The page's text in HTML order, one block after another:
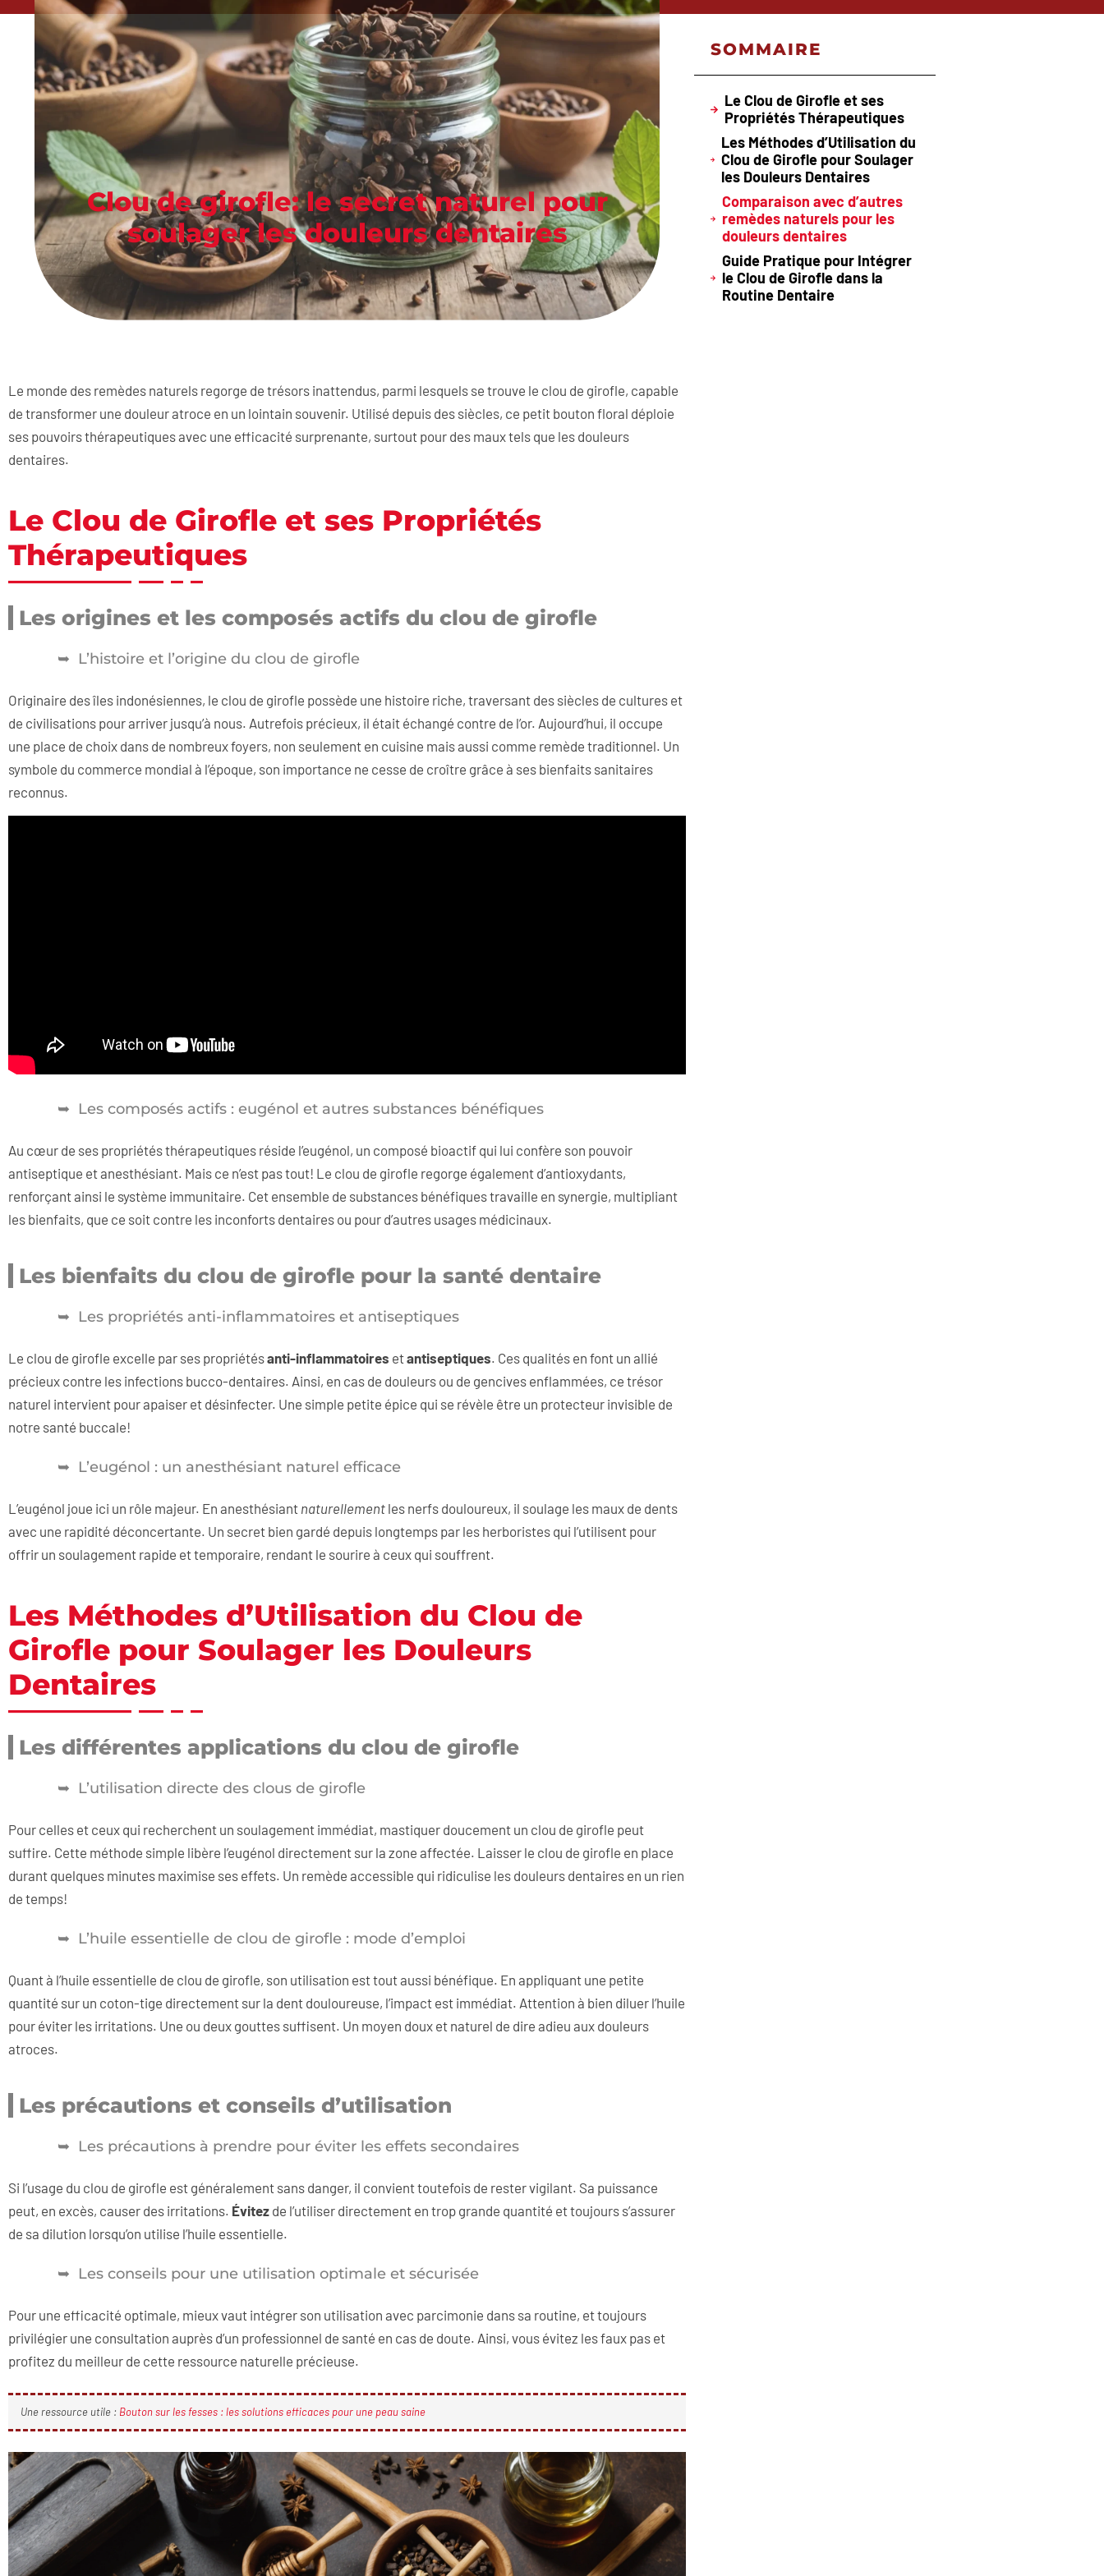
Clou de girofle: le secret naturel pour
soulager les douleurs dentaires
Le monde des remèdes naturels regorge de trésors inattendus, parmi lesquels se trouve le clou de girofle, capable
de transformer une douleur atroce en un lointain souvenir. Utilisé depuis des siècles, ce petit bouton floral déploie
ses pouvoirs thérapeutiques avec une efficacité surprenante, surtout pour des maux tels que les douleurs
dentaires.
Le Clou de Girofle et ses Propriétés
Thérapeutiques
Les origines et les composés actifs du clou de girofle
L’histoire et l’origine du clou de girofle
Originaire des îles indonésiennes, le clou de girofle possède une histoire riche, traversant des siècles de cultures et
de civilisations pour arriver jusqu’à nous. Autrefois précieux, il était échangé contre de l’or. Aujourd’hui, il occupe
une place de choix dans de nombreux foyers, non seulement en cuisine mais aussi comme remède traditionnel. Un
symbole du commerce mondial à l’époque, son importance ne cesse de croître grâce à ses bienfaits sanitaires
reconnus.
Les composés actifs : eugénol et autres substances bénéfiques
Au cœur de ses propriétés thérapeutiques réside l’eugénol, un composé bioactif qui lui confère son pouvoir
antiseptique et anesthésiant. Mais ce n’est pas tout! Le clou de girofle regorge également d’antioxydants,
renforçant ainsi le système immunitaire. Cet ensemble de substances bénéfiques travaille en synergie, multipliant
les bienfaits, que ce soit contre les inconforts dentaires ou pour d’autres usages médicinaux.
Les bienfaits du clou de girofle pour la santé dentaire
Les propriétés anti-inflammatoires et antiseptiques
Le clou de girofle excelle par ses propriétésanti-inflammatoires etantiseptiques. Ces qualités en font un allié
précieux contre les infections bucco-dentaires. Ainsi, en cas de douleurs ou de gencives enflammées, ce trésor
naturel intervient pour apaiser et désinfecter. Une simple petite épice qui se révèle être un protecteur invisible de
notre santé buccale!
L’eugénol : un anesthésiant naturel efficace
L’eugénol joue ici un rôle majeur. En anesthésiant naturellement les nerfs douloureux, il soulage les maux de dents
avec une rapidité déconcertante. Un secret bien gardé depuis longtemps par les herboristes qui l’utilisent pour
offrir un soulagement rapide et temporaire, rendant le sourire à ceux qui souffrent.
Les Méthodes d’Utilisation du Clou de
Girofle pour Soulager les Douleurs
Dentaires
Les différentes applications du clou de girofle
L’utilisation directe des clous de girofle
Pour celles et ceux qui recherchent un soulagement immédiat, mastiquer doucement un clou de girofle peut
suffire. Cette méthode simple libère l’eugénol directement sur la zone affectée. Laisser le clou de girofle en place
durant quelques minutes maximise ses effets. Un remède accessible qui ridiculise les douleurs dentaires en un rien
de temps!
L’huile essentielle de clou de girofle : mode d’emploi
Quant à l’huile essentielle de clou de girofle, son utilisation est tout aussi bénéfique. En appliquant une petite
quantité sur un coton-tige directement sur la dent douloureuse, l’impact est immédiat. Attention à bien diluer l’huile
pour éviter les irritations. Une ou deux gouttes suffisent. Un moyen doux et naturel de dire adieu aux douleurs
atroces.
Les précautions et conseils d’utilisation
Les précautions à prendre pour éviter les effets secondaires
Si l’usage du clou de girofle est généralement sans danger, il convient toutefois de rester vigilant. Sa puissance
peut, en excès, causer des irritations. Évitez de l’utiliser directement en trop grande quantité et toujours s’assurer
de sa dilution lorsqu’on utilise l’huile essentielle.
Les conseils pour une utilisation optimale et sécurisée
Pour une efficacité optimale, mieux vaut intégrer son utilisation avec parcimonie dans sa routine, et toujours
privilégier une consultation auprès d’un professionnel de santé en cas de doute. Ainsi, vous évitez les faux pas et
profitez du meilleur de cette ressource naturelle précieuse.
Une ressource utile : Bouton sur les fesses : les solutions efficaces pour une peau saine
SOMMAIRE
Le Clou de Girofle et ses
Propriétés Thérapeutiques
Les Méthodes d’Utilisation du
Clou de Girofle pour Soulager
les Douleurs Dentaires
Comparaison avec d’autres
remèdes naturels pour les
douleurs dentaires
Guide Pratique pour Intégrer
le Clou de Girofle dans la
Routine Dentaire